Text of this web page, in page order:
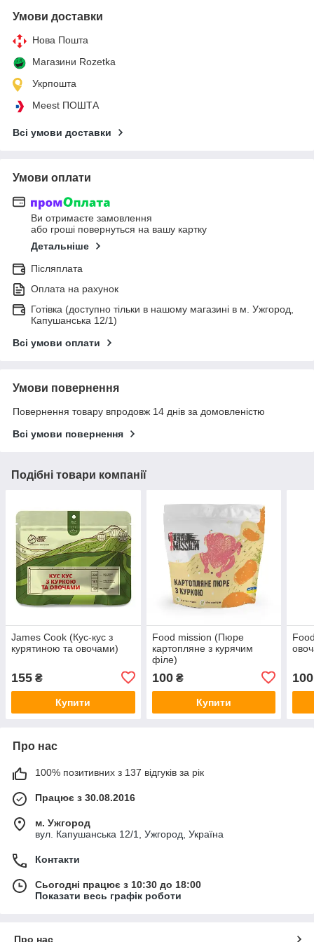
Умови доставки
Нова Пошта
Магазини Rozetka
Укрпошта
Meest ПОШТА
Всі умови доставки
Умови оплати
Ви отримаєте замовлення
або гроші повернуться на вашу картку
Детальніше
Післяплата
Оплата на рахунок
Готівка (доступно тільки в нашому магазині в м. Ужгород,
Капушанська 12/1)
Всі умови оплати
Умови повернення
Повернення товару впродовж 14 днів за домовленістю
Всі умови повернення
Подібні товари компанії
James Cook (Кус-кус з
курятиною та овочами)
155 ₴
Купити
Food mission (Пюре
картопляне з курячим
філе)
100₴
Купити
100
Про нас
100% позитивних з 137 відгуків за рік
Працює з 30.08.2016
м. Ужгород
вул. Капушанська 12/1, Ужгород, Україна
Контакти
Сьогодні працює з 10:30 до 18:00
Показати весь графік роботи
Про нас